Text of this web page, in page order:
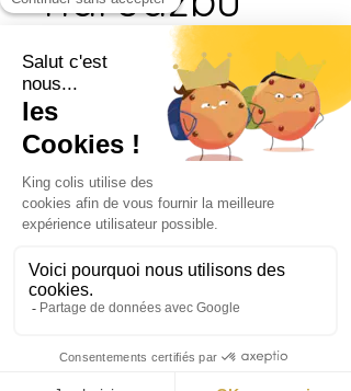
Iskoristite nagradu za prvu
narudžbu.
Primjenjuje se na artikl s
najnižom cijenom u košarici.